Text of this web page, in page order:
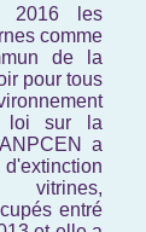
2016 les
comme
de la
pour tous
loi sur la
a
vitrines,
entré